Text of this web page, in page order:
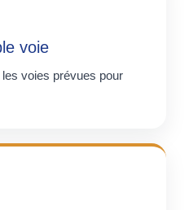
voie
voies prévues pour